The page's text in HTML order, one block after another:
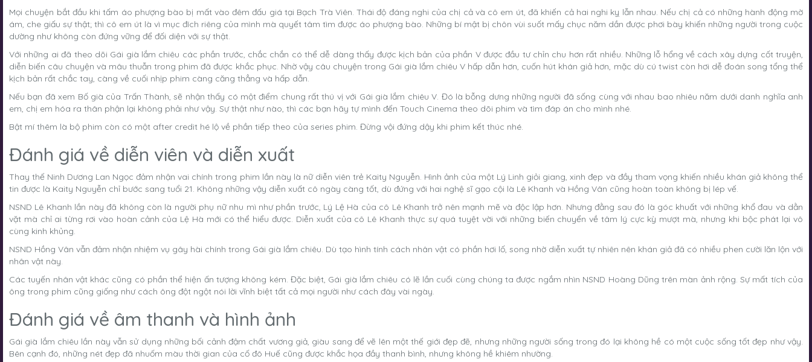
Mọi chuyện bắt đầu khi tấm áo phượng bào bị mất vào đêm đấu giá tại Bạch Trà Viên. Thái độ đáng nghi của chị cả và cô em út, đã khiến cả hai nghi kỵ lẫn nhau. Nếu chị cả có những hành động mờ
ám, che giấu sự thật; thì cô em út là vì mục đích riêng của mình mà quyết tâm tìm được áo phượng bào. Những bí mật bị chôn vùi suốt mấy chục năm dần được phơi bày khiến những người trong cuộc
dường như không còn đứng vững để đối diện với sự thật.
Với những ai đã theo dõi Gái già lắm chiêu các phần trước, chắc chắn có thể dễ dàng thấy được kịch bản của phần V được đầu tư chỉn chu hơn rất nhiều. Những lỗ hổng về cách xây dựng cốt truyện,
diễn biến câu chuyện và mâu thuẫn trong phim đã được khắc phục. Nhờ vậy câu chuyện trong Gái già lắm chiêu V hấp dẫn hơn, cuốn hút khán giả hơn, mặc dù cú twist còn hơi dễ đoán song tổng thể
kịch bản rất chắc tay, càng về cuối nhịp phim càng căng thẳng và hấp dẫn.
Nếu bạn đã xem Bố già của Trấn Thành, sẽ nhận thấy có một điểm chung rất thú vị với Gái già lắm chiêu V. Đó là bỗng dưng những người đã sống cùng với nhau bao nhiêu năm dưới danh nghĩa anh
em, chị em hóa ra thân phận lại không phải như vậy. Sự thật như nào, thì các bạn hãy tự mình đến Touch Cinema theo dõi phim và tìm đáp án cho mình nhé.
Bật mí thêm là bộ phim còn có một after credit hé lộ về phần tiếp theo của series phim. Đừng vội đứng dậy khi phim kết thúc nhé.
Đánh giá về diễn viên và diễn xuất
Thay thế Ninh Dương Lan Ngọc đảm nhận vai chính trong phim lần này là nữ diễn viên trẻ Kaity Nguyễn. Hình ảnh của một Lý Linh giỏi giang, xinh đẹp và đầy tham vọng khiến nhiều khán giả không thể
tin được là Kaity Nguyễn chỉ bước sang tuổi 21. Không những vậy diễn xuất cô ngày càng tốt, dù đứng với hai nghệ sĩ gạo cội là Lê Khanh và Hồng Vân cũng hoàn toàn không bị lép vế.
NSND Lê Khanh lần này đã không còn là người phụ nữ nhu mì như phần trước, Lý Lệ Hà của cô Lê Khanh trở nên mạnh mẽ và độc lập hơn. Nhưng đằng sau đó là góc khuất với những khổ đau và dằn
vặt mà chỉ ai từng rơi vào hoàn cảnh của Lệ Hà mới có thể hiểu được. Diễn xuất của cô Lê Khanh thực sự quá tuyệt vời với những biến chuyển về tâm lý cực kỳ mượt mà, nhưng khi bộc phát lại vô
cùng kinh khủng.
NSND Hồng Vân vẫn đảm nhận nhiệm vụ gây hài chính trong Gái già lắm chiêu. Dù tạo hình tính cách nhân vật có phần hơi lố, song nhờ diễn xuất tự nhiên nên khán giả đã có nhiều phen cười lăn lộn với
nhân vật này.
Các tuyến nhân vật khác cũng có phần thể hiện ấn tượng không kém. Đặc biệt, Gái già lắm chiêu có lẽ lần cuối cùng chúng ta được ngắm nhìn NSND Hoàng Dũng trên màn ảnh rộng. Sự mất tích của
ông trong phim cũng giống như cách ông đột ngột nói lời vĩnh biệt tất cả mọi người như cách đây vài ngày.
Đánh giá về âm thanh và hình ảnh
Gái già lắm chiêu lần này vẫn sử dụng những bối cảnh đậm chất vương giả, giàu sang để vẽ lên một thế giới đẹp đẽ, nhưng những người sống trong đó lại không hề có một cuộc sống tốt đẹp như vậy.
Bên cạnh đó, những nét đẹp đã nhuốm màu thời gian của cố đô Huế cũng được khắc họa đầy thanh bình, nhưng không hề khiêm nhường.